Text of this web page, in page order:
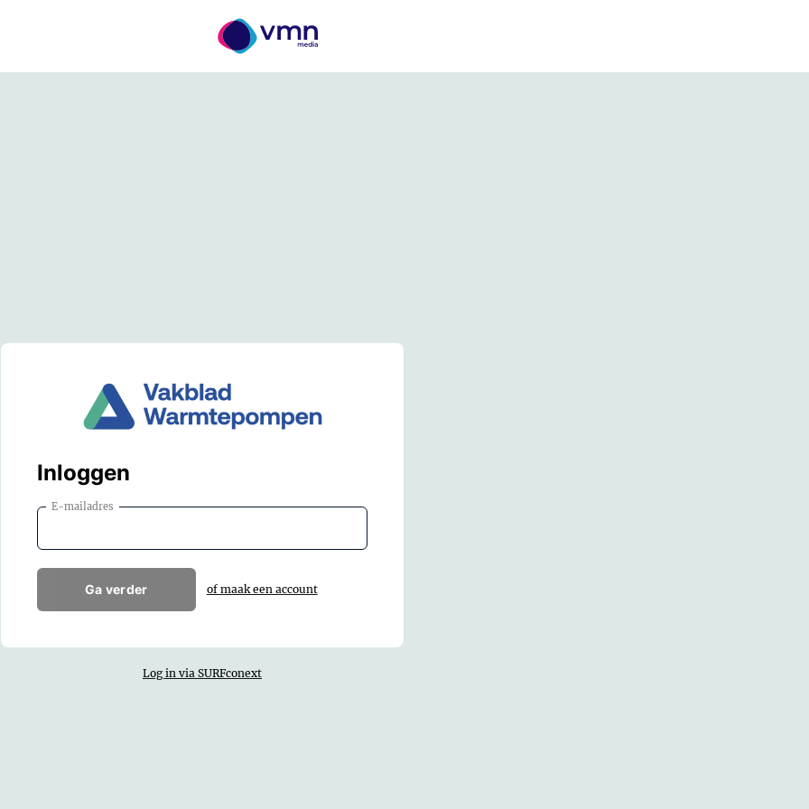
Inloggen
E-mailadres
Ga verder of maak een account
Log in via SURFconext